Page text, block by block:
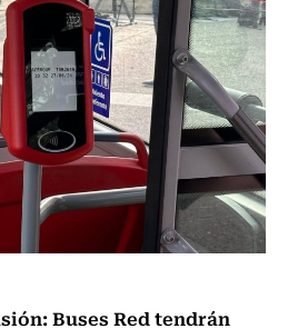
Buses Red tendrán